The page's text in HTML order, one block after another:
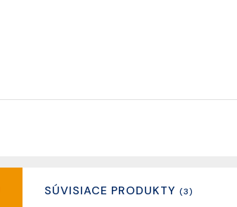
SÚVISIACE PRODUKTY (3)